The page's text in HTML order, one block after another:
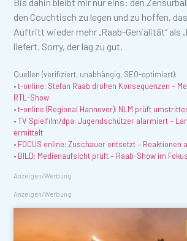
den Couchtisch zu legen und zu hoffen,
Auftritt wieder mehr „Raab-Genialität“ als
liefert. Sorry, der lag zu gut.
Quellen (verifiziert, unabhängig, SEO-optimiert):
•t-online: Stefan Raab drohen Konsequenzen –
RTL-Show
•t-online (Regional Hannover): NLM prüft
•TV Spielfilm/dpa: Jugendschützer alarmiert –
ermittelt
• FOCUS online: Zuschauer entsetzt – Reaktionen
• BILD: Medienaufsicht prüft – Raab-Show im Fokus
Anzeigen/Werbung
Anzeigen/Werbung